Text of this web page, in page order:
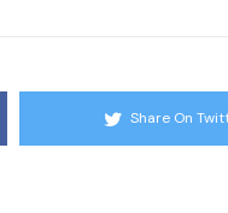
Share On